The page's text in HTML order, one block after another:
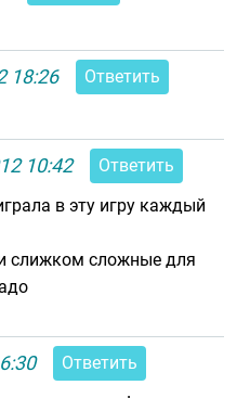
18:26
Ответить
10:42
Ответить
в эту игру каждый
слижком сложные для
Ответить